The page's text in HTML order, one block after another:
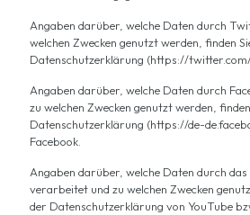
Angaben darüber, welche Daten durch
welchen Zwecken genutzt werden, finden
Datenschutzerklärung (https://
Angaben darüber, welche Daten durch
zu welchen Zwecken genutzt werden,
Datenschutzerklärung (https://de-
Facebook.
Angaben darüber, welche Daten durch
verarbeitet und zu welchen Zwecken
der Datenschutzerklärung von YouTube